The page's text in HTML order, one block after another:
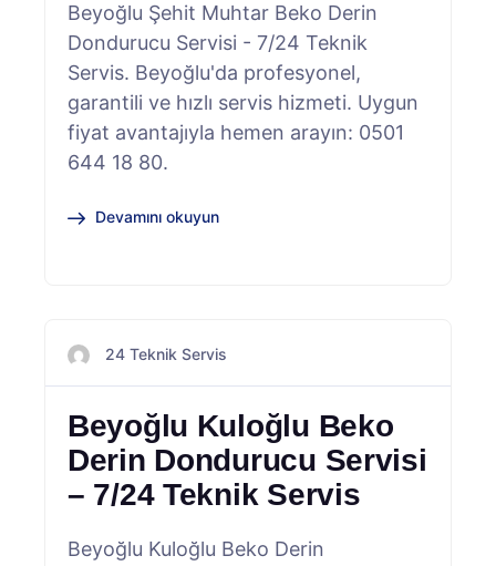
Beyoğlu Şehit Muhtar Beko Derin
Dondurucu Servisi - 7/24 Teknik
Servis. Beyoğlu'da profesyonel,
garantili ve hızlı servis hizmeti. Uygun
fiyat avantajıyla hemen arayın: 0501
644 18 80.
Devamını okuyun
24 Teknik Servis
Beyoğlu Kuloğlu Beko
Derin Dondurucu Servisi
– 7/24 Teknik Servis
Beyoğlu Kuloğlu Beko Derin